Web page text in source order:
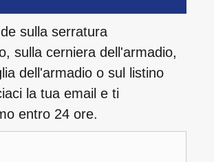
sulla serratura
sulla cerniera dell'armadio,
dell'armadio o sul listino
la tua email e ti
entro 24 ore.